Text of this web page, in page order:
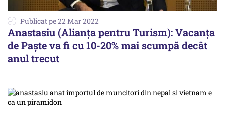
Publicat pe 22 Mar 2022
Anastasiu (Alianţa pentru Turism): Vacanţa
de Paşte va fi cu 10-20% mai scumpă decât
anul trecut